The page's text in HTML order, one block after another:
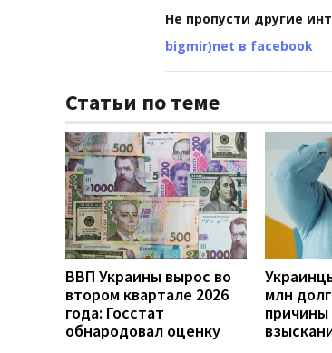
Не пропусти другие
bigmir)net в facebook
Статьи по теме
ВВП Украины вырос во
втором квартале 2026
года: Госстат
обнародовал оценку
млн
причины